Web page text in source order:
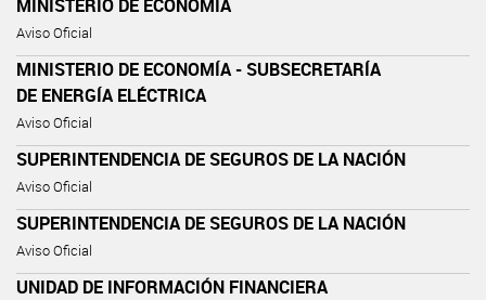
MINISTERIO DE ECONOMÍA
Aviso Oficial
MINISTERIO DE ECONOMÍA - SUBSECRETARÍA
DE ENERGÍA ELÉCTRICA
Aviso Oficial
SUPERINTENDENCIA DE SEGUROS DE LA NACIÓN
Aviso Oficial
SUPERINTENDENCIA DE SEGUROS DE LA NACIÓN
Aviso Oficial
UNIDAD DE INFORMACIÓN FINANCIERA